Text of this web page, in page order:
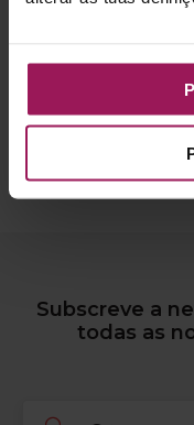
Desenvolve a
expressão
Subscreve a
todas as